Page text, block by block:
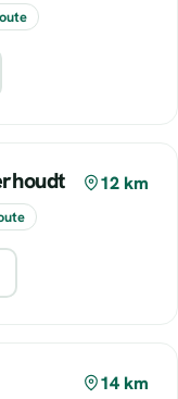
12 km
14 km